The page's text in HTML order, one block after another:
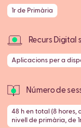
1r de Primària
Recurs Digital
Aplicacions per a
Número de
48 h en total (8
nivell de primària, de